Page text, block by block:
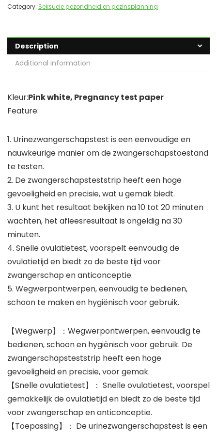
Category: Seksuele gezondheid en gezinsplanning
Description
Additional information
Kleur:Pink white, Pregnancy test paper
Feature:
1. Urinezwangerschapstest is een eenvoudige en
nauwkeurige manier om de zwangerschapstoestand
te testen.
2. De zwangerschapsteststrip heeft een hoge
gevoeligheid en precisie, wat u gemak biedt.
3. U kunt het resultaat bekijken na 10 tot 20 minuten
wachten, het afleesresultaat is ongeldig na 30
minuten.
4. Snelle ovulatietest, voorspelt eenvoudig de
ovulatietijd en biedt zo de beste tijd voor
zwangerschap en anticonceptie.
5. Wegwerpontwerpen, eenvoudig te bedienen,
schoon te maken en hygiënisch voor gebruik.
【Wegwerp】：Wegwerpontwerpen, eenvoudig te
bedienen, schoon en hygiënisch voor gebruik. De
zwangerschapsteststrip heeft een hoge
gevoeligheid en precisie, voor gemak.
【Snelle ovulatietest】： Snelle ovulatietest, voorspel
gemakkelijk de ovulatietijd en biedt zo de beste tijd
voor zwangerschap en anticonceptie.
【Toepassing】： De urinezwangerschapstest is een